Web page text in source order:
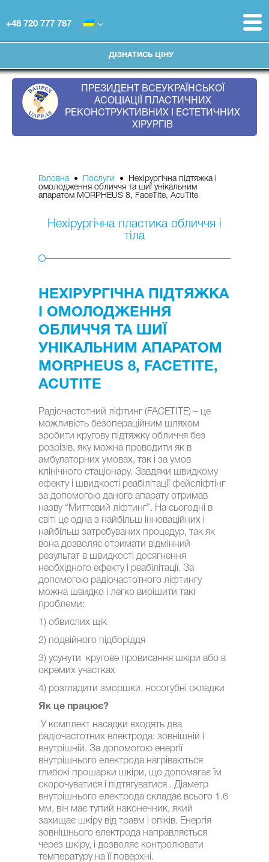
ПРЕЗИДЕНТ ВСЕУКРАЇНСЬКОЇ
АСОЦІАЦІЇ ПЛАСТИЧНИХ
РЕКОНСТРУКТИВНИХ І ЕСТЕТИЧНИХ
ХІРУРГІВ
+48 720 777 787
ДІЗНАТИСЬ ЦІНУ
Головна• Послуги • Нехірургічна підтяжка і
омолодження обличчя та шиї унікальним
апаратом MORPHEUS 8, FaceTite, AcuTite
Нехірургічна пластика обличчя і
тіла
НЕХІРУРГІЧНА ПІДТЯЖКА
І ОМОЛОДЖЕННЯ
ОБЛИЧЧЯ ТА ШИЇ
УНІКАЛЬНИМ АПАРАТОМ
MORPHEUS 8, FACETITE,
ACUTITE
Радіочастотний ліфтинг (FACETITE) – це
можливість безопераційним шляхом
зробити кругову підтяжку обличчя без
розрізів, яку можна проводити як в
амбулаторних умовах, так і за умов
клінічного стаціонару. Завдяки швидкому
ефекту і швидкості реабілітації фейсліфтінг
за допомогою даного апарату отримав
назву “Миттєвий ліфтинг”. На сьогодні в
світі це одна з найбільш інноваційних і
найбільш затребуваних процедур, так як
вона дозволяє отримати відмінний
результат в швидкості досягнення
необхідного ефекту і реабілітації. За
допомогою радіочастотного ліфтингу
можна швидко і легко вирішити такі
проблеми:
1) обвислих щік
2) подвійного підборіддя
3) усунути кругове провисання шкіри або в
окремих участках
4) розгладити зморшки, носогубні складки
Як це працює?
У комплект насадки входять два
радіочастотних електрода: зовнішній і
внутрішній. За допомогою енергії
внутрішнього електрода нагріваються
глибокі прошарки шкіри, що допомагає їм
скорочуватися і підтягуватися . Діаметр
внутрішнього електрода складає всього 1.6
мм, він має тупий наконечник, який
захищає шкіру від травм і опіків. Енергія
зовнішнього електрода направляється
через шкіру, і дозволяє контролювати
температуру на її поверхні.